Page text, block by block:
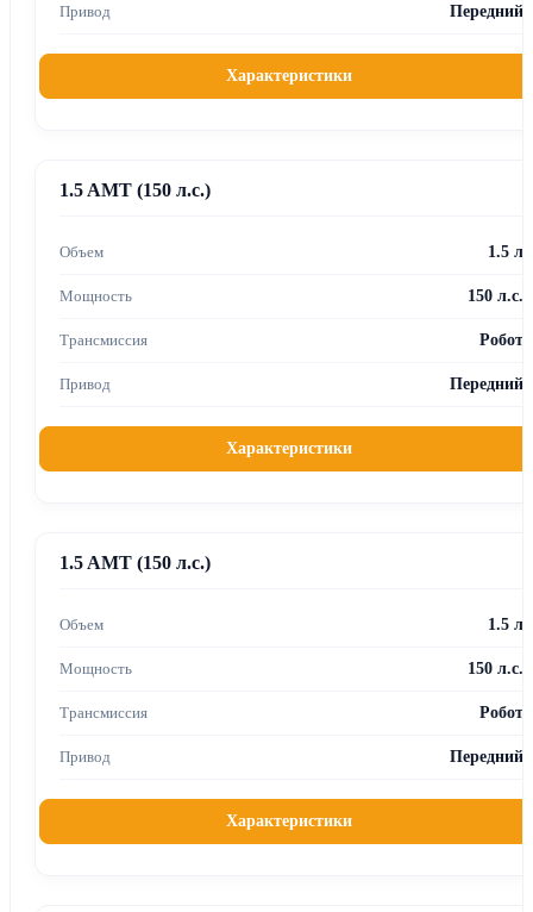
Передний
Характеристики
1.5 AMT (150 л.с.)
1.5 л
150 л.с.
Робот
Передний
Характеристики
1.5 AMT (150 л.с.)
1.5 л
150 л.с.
Робот
Передний
Характеристики